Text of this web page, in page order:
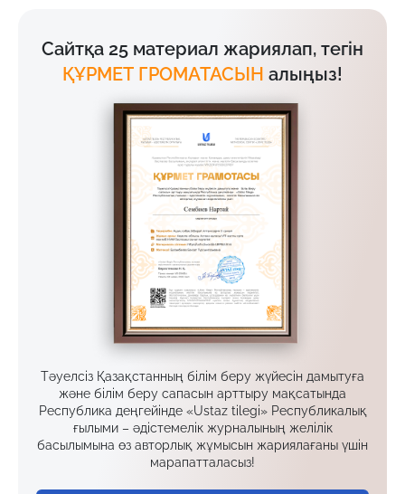
Сайтқа 25 материал жариялап, тегін
ҚҰРМЕТ ГРОМАТАСЫН алыңыз!
Тәуелсіз Қазақстанның білім беру жүйесін дамытуға
және білім беру сапасын арттыру мақсатында
Республика деңгейінде «Ustaz tilegi» Республикалық
ғылыми – әдістемелік журналының желілік
басылымына өз авторлық жұмысын жариялағаны үшін
марапатталасыз!